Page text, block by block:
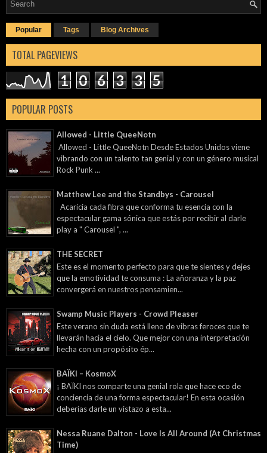
Popular Tags Blog Archives
TOTAL PAGEVIEWS
1 0 6 3 3 5
POPULAR POSTS
Allowed - Little QueeNotn
Allowed - Little QueeNotn Desde Estados Unidos viene
vibrando con un talento tan genial y con un género musical
Rock Punk ...
Matthew Lee and the Standbys - Carousel
Acaricia cada fibra que conforma tu esencia con la
espectacular gama sónica que estás por recibir al darle
play a " Carousel ", ...
THE SECRET
Este es el momento perfecto para que te sientes y dejes
que la emotividad te consuma : La añoranza y la paz
convergerá en nuestros pensamien...
Swamp Music Players - Crowd Pleaser
Este verano sin duda está lleno de vibras feroces que te
llevarán hacia el cielo. Que mejor con una interpretación
hecha con un propósito ép...
BAÏKI – KosmoX
¡ BAÏKI nos comparte una genial rola que hace eco de
conciencia de una forma espectacular! En esta ocasión
deberías darle un vistazo a esta...
Nessa Ruane Dalton - Love Is All Around (At Christmas
Time)